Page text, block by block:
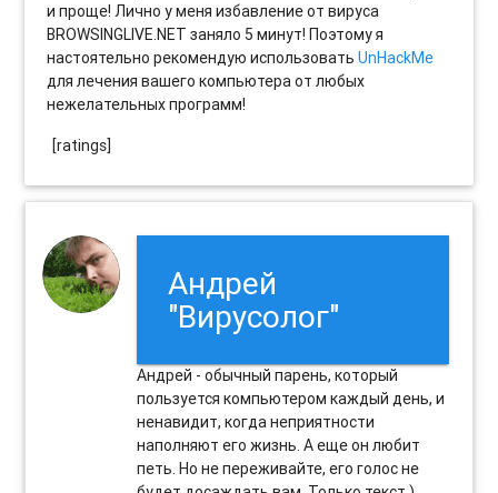
и проще! Лично у меня избавление от вируса
BROWSINGLIVE.NET заняло 5 минут! Поэтому я
настоятельно рекомендую использоватьUnHackMe
для лечения вашего компьютера от любых
нежелательных программ!
[ratings]
Андрей
"Вирусолог"
Андрей - обычный парень, который
пользуется компьютером каждый день, и
ненавидит, когда неприятности
наполняют его жизнь. А еще он любит
петь. Но не переживайте, его голос не